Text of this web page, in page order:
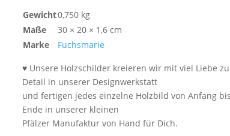
Gewicht0,750 kg
Maße
30 × 20 × 1,6 cm
Marke
Fuchsmarie
♥ Unsere Holzschilder kreieren wir mit viel Liebe
Detail in unserer Designwerkstatt
und fertigen jedes einzelne Holzbild von Anfang bis
Ende in unserer kleinen
Pfälzer Manufaktur von Hand für Dich.